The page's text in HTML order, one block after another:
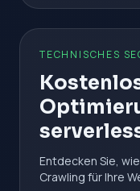
TECHNISCHES
Entdecken Sie,
Crawling für Ihre